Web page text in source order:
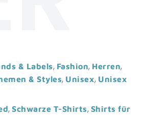
& Labels, Fashion, Herren,
& Styles, Unisex, Unisex
,Schwarze T-Shirts, Shirts für